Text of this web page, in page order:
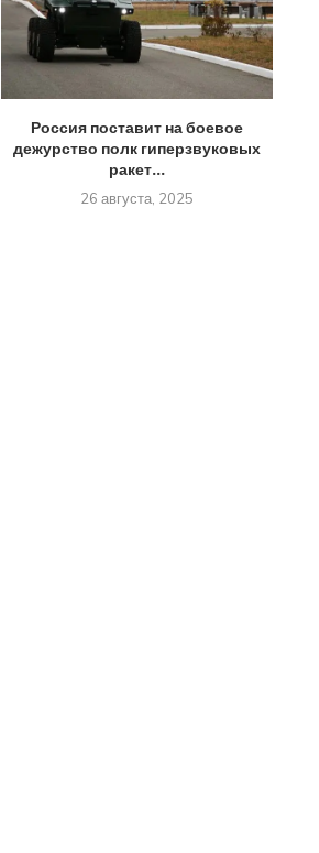
Россия поставит на боевое
дежурство полк гиперзвуковых
ракет...
26 августа, 2025